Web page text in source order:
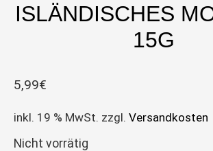
ISLÄNDISCHES
15G
5,99€
inkl. 19 % MwSt. zzgl. Versandkosten
Nicht vorrätig